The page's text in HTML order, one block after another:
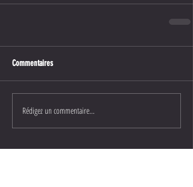
Commentaires
Rédigez un commentaire...